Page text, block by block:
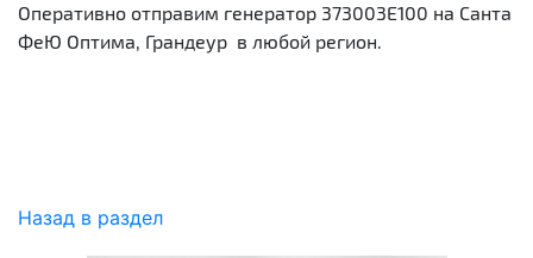
Оперативно отправим генератор 373003E100 на Санта
ФеЮ Оптима, Грандеур в любой регион.
Назад в раздел